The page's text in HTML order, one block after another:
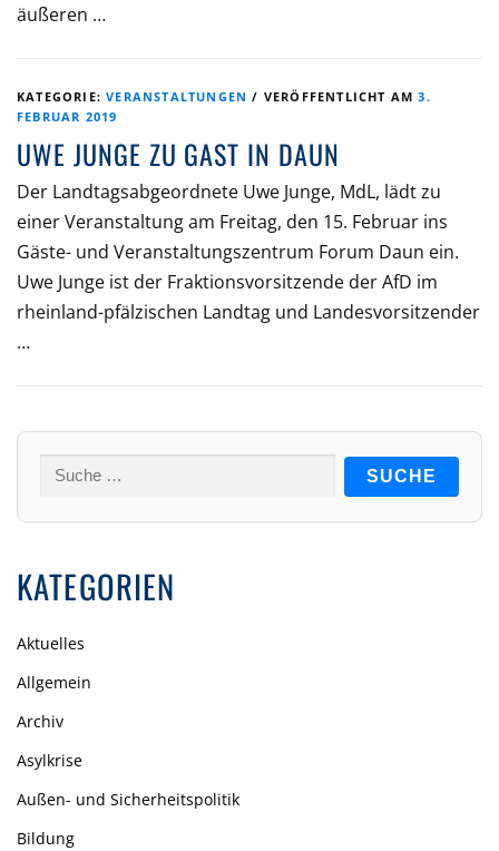
äußeren …
KATEGORIE:VERANSTALTUNGEN / VERÖFFENTLICHT AM3.
FEBRUAR 2019
UWE JUNGE ZU GAST IN DAUN
Der Landtagsabgeordnete Uwe Junge, MdL, lädt zu
einer Veranstaltung am Freitag, den 15. Februar ins
Gäste- und Veranstaltungszentrum Forum Daun ein.
Uwe Junge ist der Fraktionsvorsitzende der AfD im
rheinland-pfälzischen Landtag und Landesvorsitzender
…
Suche
KATEGORIEN
Aktuelles
Allgemein
Archiv
Asylkrise
Außen- und Sicherheitspolitik
Bildung